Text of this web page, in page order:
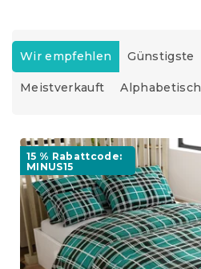
P
o
d
o
e
Wir empfehlen Günstigste
Meistverkauft Alphabetisch
L
e
15 % Rabattcode:
MINUS15